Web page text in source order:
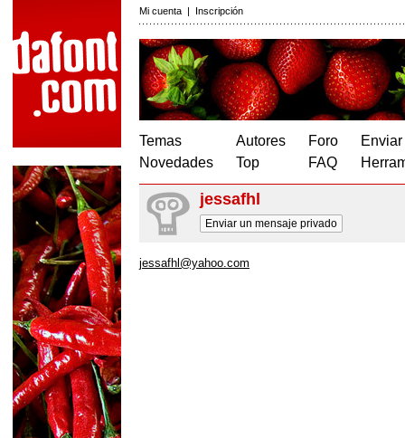
Mi cuenta | Inscripción
Temas
Novedades
Autores
Top
Foro
FAQ
jessafhl
Enviar un mensaje privado
jessafhl@yahoo.com